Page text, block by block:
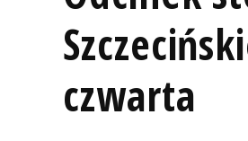
czwarta